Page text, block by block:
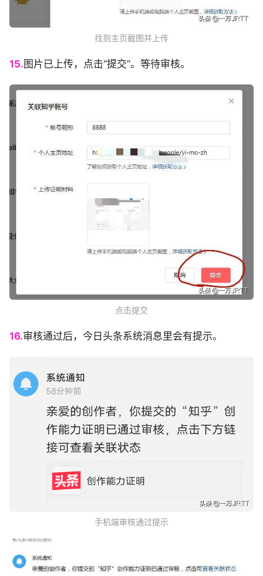
找到主页截图并上传
15.图片已上传，点击“提交”。等待审核。
点击提交
16.审核通过后，今日头条系统消息里会有提示。
手机端审核通过提示